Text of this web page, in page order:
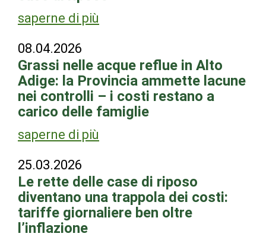
saperne di più
08.04.2026
Grassi nelle acque reflue in Alto
Adige: la Provincia ammette lacune
nei controlli – i costi restano a
carico delle famiglie
saperne di più
25.03.2026
Le rette delle case di riposo
diventano una trappola dei costi:
tariffe giornaliere ben oltre
l’inflazione